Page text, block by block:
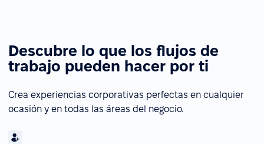
Descubre lo que los flujos de
trabajo pueden hacer por ti
Crea experiencias corporativas perfectas en cualquier
ocasión y en todas las áreas del negocio.